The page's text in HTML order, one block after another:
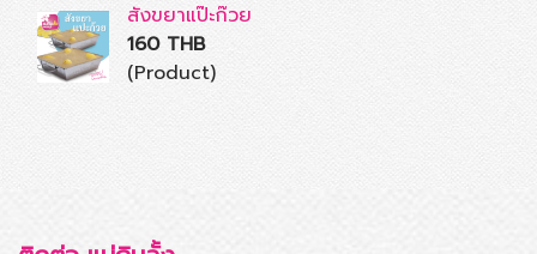
สังขยาแป๊ะก๊วย
160 THB
(Product)